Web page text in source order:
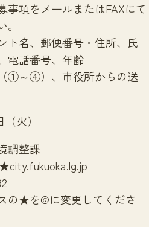
事項をメールまたはFAXにて
ト名、郵便番号・住所、氏
電話番号、年齢
①～④）、市役所からの送
火）
調整課
の★を@に変更してくださ